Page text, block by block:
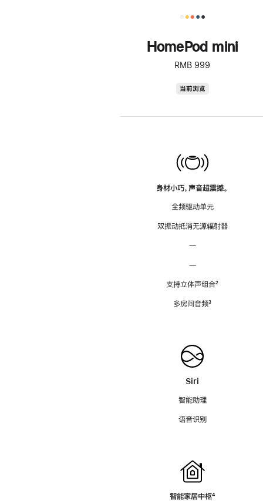
HomePod mini
RMB 999
当前浏览
身材小巧，声音超震撼。
全频驱动单元
双振动抵消无源辐射器
—
—
支持立体声组合脚
²
多房间音频脚
³
Siri
智能助理
语音识别
智能家居中枢脚
⁴